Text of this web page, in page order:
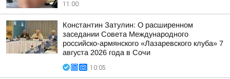
11:00
Константин Затулин: О расширенном
заседании Совета Международного
российско-армянского «Лазаревского клуба» 7
августа 2026 года в Сочи
10:05